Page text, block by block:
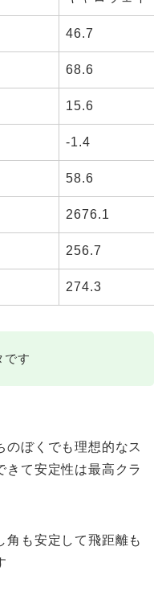
46.7
68.6
15.6
-1.4
58.6
2676.1
256.7
274.3
です
のぼくでも理想的なス
きて安定性は最高クラ
角も安定して飛距離も